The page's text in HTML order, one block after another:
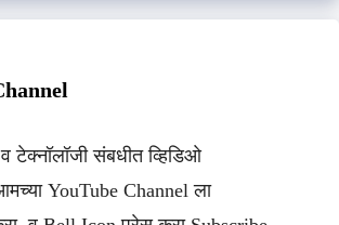
टेक्नॉलॉजी संबधीत व्हिडिओ
YouTube Channel ला